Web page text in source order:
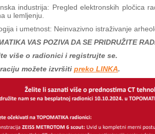
industrija: Pregled elektronskih pločica
u lemljenju.
i umetnost: Neinvazivno istraživanje
VAS POZIVA DA SE PRIDRUŽITE
više o radionici i registrujte se.
možete izvršiti preko LINKA.